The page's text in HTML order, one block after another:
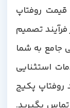
روفتاپ
تصمیم
به شما
پکیج